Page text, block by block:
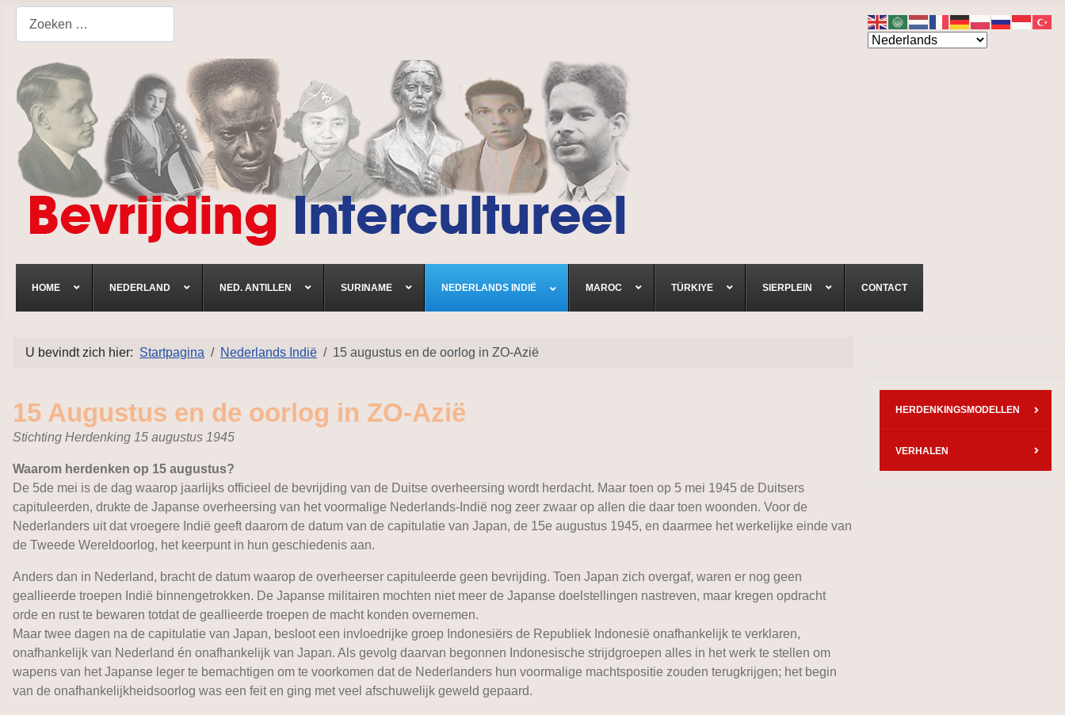
HOME NEDERLAND NED. ANTILLEN SURINAME NEDERLANDS INDIË MAROC TÜRKIYE SIERPLEIN CONTACT
U bevindt zich hier: Startpagina Nederlands Indië 15 augustus en de oorlog in ZO-Azië
15 Augustus en de oorlog in ZO-Azië
Stichting Herdenking 15 augustus 1945
Waarom herdenken op 15 augustus?
De 5de mei is de dag waarop jaarlijks officieel de bevrijding van de Duitse overheersing wordt herdacht. Maar toen op 5 mei 1945 de Duitsers
capituleerden, drukte de Japanse overheersing van het voormalige Nederlands-Indië nog zeer zwaar op allen die daar toen woonden. Voor de
Nederlanders uit dat vroegere Indië geeft daarom de datum van de capitulatie van Japan, de 15e augustus 1945, en daarmee het werkelijke einde van
de Tweede Wereldoorlog, het keerpunt in hun geschiedenis aan.
Anders dan in Nederland, bracht de datum waarop de overheerser capituleerde geen bevrijding. Toen Japan zich overgaf, waren er nog geen
geallieerde troepen Indië binnengetrokken. De Japanse militairen mochten niet meer de Japanse doelstellingen nastreven, maar kregen opdracht
orde en rust te bewaren totdat de geallieerde troepen de macht konden overnemen.
Maar twee dagen na de capitulatie van Japan, besloot een invloedrijke groep Indonesiërs de Republiek Indonesië onafhankelijk te verklaren,
onafhankelijk van Nederland én onafhankelijk van Japan. Als gevolg daarvan begonnen Indonesische strijdgroepen alles in het werk te stellen om
wapens van het Japanse leger te bemachtigen om te voorkomen dat de Nederlanders hun voormalige machtspositie zouden terugkrijgen; het begin
van de onafhankelijkheidsoorlog was een feit en ging met veel afschuwelijk geweld gepaard.
HERDENKINGSMODELLEN
VERHALEN